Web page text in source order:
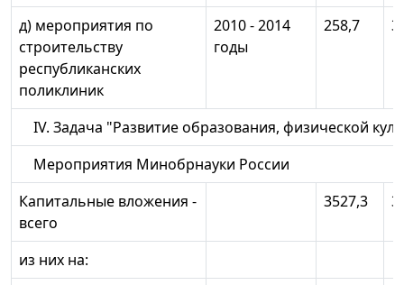
д) мероприятия по
строительству
республиканских
поликлиник
2010 - 2014
годы
258,7
IV. Задача "Развитие образования, физической
Мероприятия Минобрнауки России
Капитальные вложения -
всего
3527,3
из них на: